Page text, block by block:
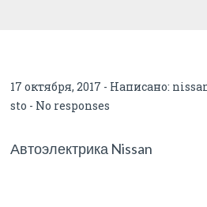
17 октября, 2017 - Написано:
sto - No responses
Автоэлектрика Nissan